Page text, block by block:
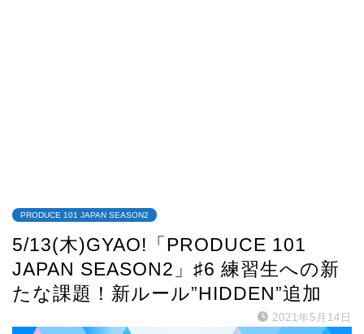
PRODUCE 101 JAPAN SEASON2
5/13(木)GYAO!「PRODUCE 101
JAPAN SEASON2」♯6 練習生への新
たな課題！新ルール”HIDDEN”追加
2021年5月14日